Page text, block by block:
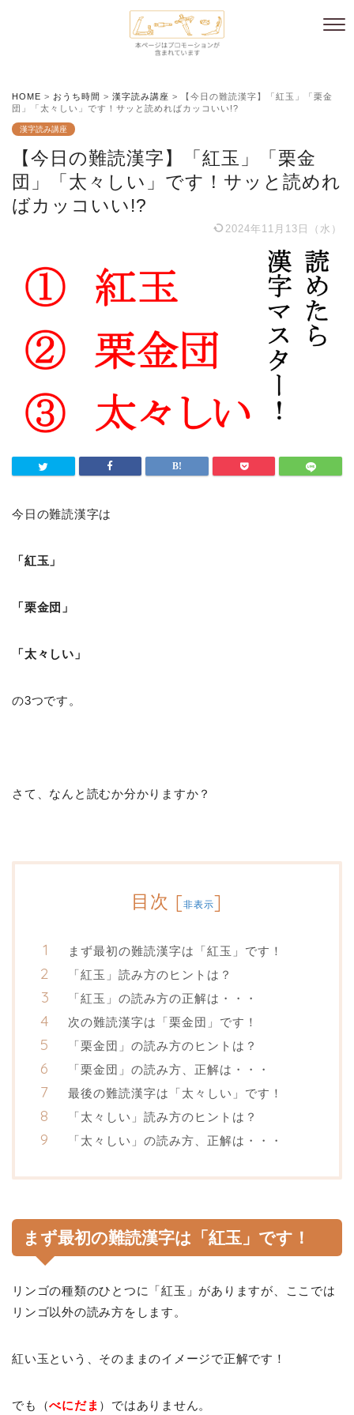
HOME > おうち時間 > 漢字読み講座 >
【今日の難読漢字】「紅玉」「栗金
団」「太々しい」です！サッと読めればカッコいい!?
漢字読み講座
【今日の難読漢字】「紅玉」「栗金
団」「太々しい」です！サッと読めれ
ばカッコいい!?
2024年11月13日（水）
今日の難読漢字は
「紅玉」
「栗金団」
「太々しい」
の3つです。
さて、なんと読むか分かりますか？
目次 [非表示]
まず最初の難読漢字は「紅玉」です！
「紅玉」読み方のヒントは？
「紅玉」の読み方の正解は・・・
次の難読漢字は「栗金団」です！
「栗金団」の読み方のヒントは？
「栗金団」の読み方、正解は・・・
最後の難読漢字は「太々しい」です！
「太々しい」読み方のヒントは？
「太々しい」の読み方、正解は・・・
まず最初の難読漢字は「紅玉」です！
リンゴの種類のひとつに「紅玉」がありますが、ここでは
リンゴ以外の読み方をします。
紅い玉という、そのままのイメージで正解です！
でも（べにだま ）ではありません。